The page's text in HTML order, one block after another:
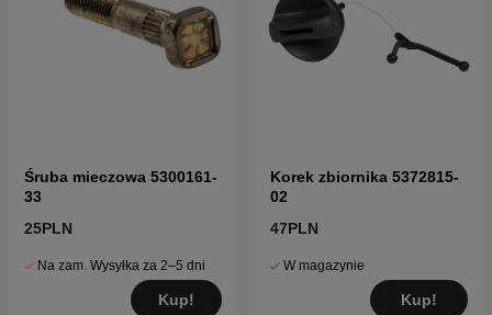
Śruba mieczowa 5300161-
33
25PLN
Na zam. Wysyłka za 2–5 dni
Kup!
Korek zbiornika 5372815-
02
47PLN
W magazynie
Kup!